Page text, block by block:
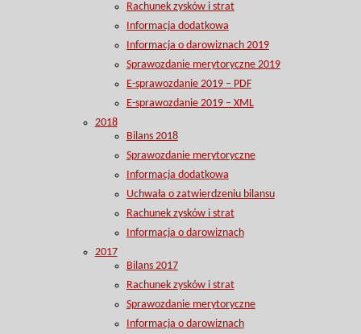
Rachunek zysków i strat
Informacja dodatkowa
Informacja o darowiznach 2019
Sprawozdanie merytoryczne 2019
E-sprawozdanie 2019 – PDF
E-sprawozdanie 2019 – XML
2018
Bilans 2018
Sprawozdanie merytoryczne
Informacja dodatkowa
Uchwała o zatwierdzeniu bilansu
Rachunek zysków i strat
Informacja o darowiznach
2017
Bilans 2017
Rachunek zysków i strat
Sprawozdanie merytoryczne
Informacja o darowiznach